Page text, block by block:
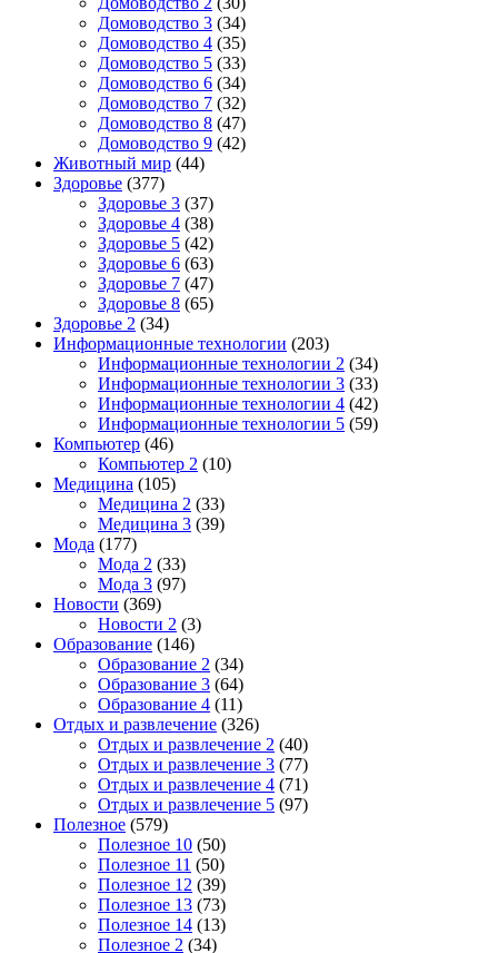
Домоводство 3 (34)
Домоводство 4 (35)
Домоводство 5 (33)
Домоводство 6 (34)
Домоводство 7 (32)
Домоводство 8 (47)
Домоводство 9 (42)
Животный мир (44)
Здоровье (377)
Здоровье 3 (37)
Здоровье 4 (38)
Здоровье 5 (42)
Здоровье 6 (63)
Здоровье 7 (47)
Здоровье 8 (65)
Здоровье 2 (34)
Информационные технологии (203)
Информационные технологии 2 (34)
Информационные технологии 3 (33)
Информационные технологии 4 (42)
Информационные технологии 5 (59)
Компьютер (46)
Компьютер 2 (10)
Медицина (105)
Медицина 2 (33)
Медицина 3 (39)
Мода (177)
Мода 2 (33)
Мода 3 (97)
Новости (369)
Новости 2 (3)
Образование (146)
Образование 2 (34)
Образование 3 (64)
Образование 4 (11)
Отдых и развлечение (326)
Отдых и развлечение 2 (40)
Отдых и развлечение 3 (77)
Отдых и развлечение 4 (71)
Отдых и развлечение 5 (97)
Полезное (579)
Полезное 10 (50)
Полезное 11 (50)
Полезное 12 (39)
Полезное 13 (73)
Полезное 14 (13)
Полезное 2 (34)